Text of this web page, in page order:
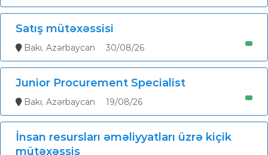
Satış mütəxəssisi
Bakı, Azərbaycan 30/08/26
Junior Procurement Specialist
Bakı, Azərbaycan 19/08/26
İnsan resursları əməliyyatları üzrə kiçik
mütəxəssis